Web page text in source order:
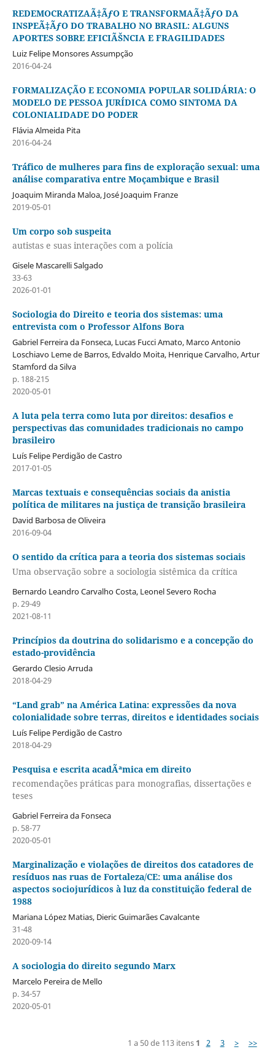
REDEMOCRATIZAÃ‡ÃƒO E TRANSFORMAÃ‡ÃƒO DA
INSPEÃ‡ÃƒO DO TRABALHO NO BRASIL: ALGUNS
APORTES SOBRE EFICIÃŠNCIA E FRAGILIDADES
Luiz Felipe Monsores Assumpção
2016-04-24
FORMALIZAÇÃO E ECONOMIA POPULAR SOLIDÁRIA: O
MODELO DE PESSOA JURÍDICA COMO SINTOMA DA
COLONIALIDADE DO PODER
Flávia Almeida Pita
2016-04-24
Tráfico de mulheres para fins de exploração sexual: uma
análise comparativa entre Moçambique e Brasil
Joaquim Miranda Maloa, José Joaquim Franze
2019-05-01
Um corpo sob suspeita
autistas e suas interações com a polícia
Gisele Mascarelli Salgado
33-63
2026-01-01
Sociologia do Direito e teoria dos sistemas: uma
entrevista com o Professor Alfons Bora
Gabriel Ferreira da Fonseca, Lucas Fucci Amato, Marco Antonio
Loschiavo Leme de Barros, Edvaldo Moita, Henrique Carvalho, Artur
Stamford da Silva
p. 188-215
2020-05-01
A luta pela terra como luta por direitos: desafios e
perspectivas das comunidades tradicionais no campo
brasileiro
Luís Felipe Perdigão de Castro
2017-01-05
Marcas textuais e consequências sociais da anistia
política de militares na justiça de transição brasileira
David Barbosa de Oliveira
2016-09-04
O sentido da crítica para a teoria dos sistemas sociais
Uma observação sobre a sociologia sistêmica da crítica
Bernardo Leandro Carvalho Costa, Leonel Severo Rocha
p. 29-49
2021-08-11
Princípios da doutrina do solidarismo e a concepção do
estado-providência
Gerardo Clesio Arruda
2018-04-29
“Land grab” na América Latina: expressões da nova
colonialidade sobre terras, direitos e identidades sociais
Luís Felipe Perdigão de Castro
2018-04-29
Pesquisa e escrita acadÃªmica em direito
recomendações práticas para monografias, dissertações e
teses
Gabriel Ferreira da Fonseca
p. 58-77
2020-05-01
Marginalização e violações de direitos dos catadores de
resíduos nas ruas de Fortaleza/CE: uma análise dos
aspectos sociojurídicos à luz da constituição federal de
1988
Mariana López Matias, Dieric Guimarães Cavalcante
31-48
2020-09-14
A sociologia do direito segundo Marx
Marcelo Pereira de Mello
p. 34-57
2020-05-01
1 a 50 de 113 itens 1 2 3 > >>